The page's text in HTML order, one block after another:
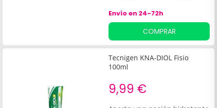
especialmente después del
esfuerzo físico. Es adecuada
para masajes en pies y
piernas cansadas.
Envío en 24-72h
COMPRAR
Tecnigen KNA-DIOL Fisio
100ml
9,99 €